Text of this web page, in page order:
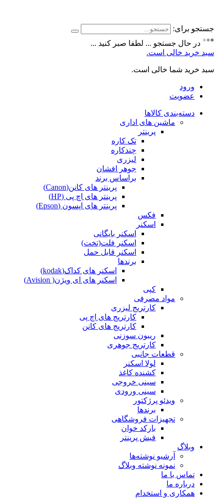
جستجو برای:
در حال جستجو ... لطفا صبر کنید ...
سبد خرید خالی است.
سبد خرید شما خالی است.
ورود
عضویت
دسته‌بندی کالاها
ماشین های اداری
پرینتر
تک کاره
چندکاره
لیزری
جوهر افشان
براساس برند
پرینتر های کانن(Canon)
پرینتر های اچ پی (HP)
پرینتر های اپسون (Epson)
فکس
اسکنر
اسکنر بایگانی
اسکنر فلت(تخت)
اسکنر قابل حمل
برندها
اسکنر های کداک(kodak)
اسکنر های ای ویژن( Avision)
کپی
مواد مصرفی
کارتریج لیزری
کارتریج های اچ پی
کارتریج های کانن
ریبون سوزنی
کارتریج جوهری
قطعات جانبی
لولا اسکنر
کشنده کاغذ
سینی خروجی
سینی ورودی
ویدئو پرژکتور
برندها
تجهیزات فروشگاهی
بارکد خوان
فیش پرینتر
وبلاگ
آرشیو نوشته‌ها
نمونه نوشته وبلاگ
تماس با ما
درباره ما
همکاری و استخدام